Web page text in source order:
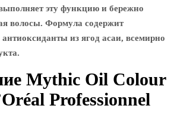
эту функцию и бережно
волосы. Формула содержит
из ягод асаи, всемирно
Mythic Oil Colour
Professionnel